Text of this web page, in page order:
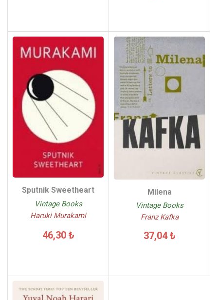
Sputnik Sweetheart
Vintage Books
Haruki Murakami
46,30 ₺
Milena
Vintage Books
Franz Kafka
37,04 ₺